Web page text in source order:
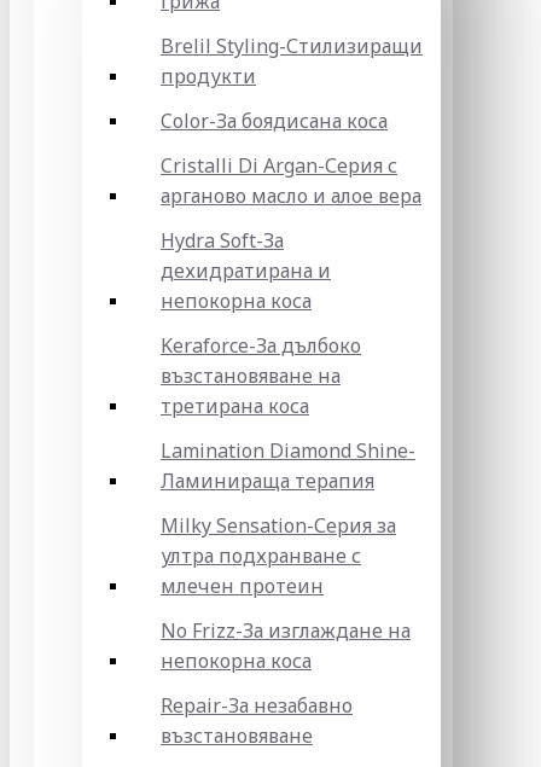
Brelil Styling-Стилизиращи
продукти
Color-За боядисана коса
Cristalli Di Argan-Серия с
арганово масло и алое вера
Hydra Soft-За
дехидратирана и
непокорна коса
Keraforce-За дълбоко
възстановяване на
третирана коса
Lamination Diamond Shine-
Ламинираща терапия
Milky Sensation-Серия за
ултра подхранване с
млечен протеин
No Frizz-За изглаждане на
непокорна коса
Repair-За незабавно
възстановяване